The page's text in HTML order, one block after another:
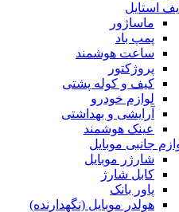
استایل
ماساژور
پمپ باد
ساعت هوشمند
پروژکتور
کیف و کوله پشتی
لوازم خودرو
آرایشی و بهداشتی
عینک هوشمند
جانبی موبایل
شارژر موبایل
کابل شارژ
پاور بانک
هولدر موبایل (نگهدارنده)